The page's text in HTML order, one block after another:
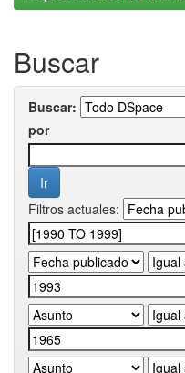
Buscar
Buscar:
por
Filtros actuales: